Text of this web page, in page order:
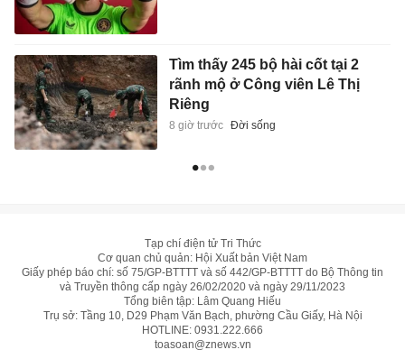
Tìm thấy 245 bộ hài cốt tại 2
rãnh mộ ở Công viên Lê Thị
Riêng
8 giờ trước Đời sống
Tạp chí điện tử Tri Thức
Cơ quan chủ quản: Hội Xuất bản Việt Nam
Giấy phép báo chí: số 75/GP-BTTTT và số 442/GP-BTTTT do Bộ Thông tin
và Truyền thông cấp ngày 26/02/2020 và ngày 29/11/2023
Tổng biên tập: Lâm Quang Hiếu
Trụ sở: Tầng 10, D29 Phạm Văn Bạch, phường Cầu Giấy, Hà Nội
HOTLINE: 0931.222.666
toasoan@znews.vn